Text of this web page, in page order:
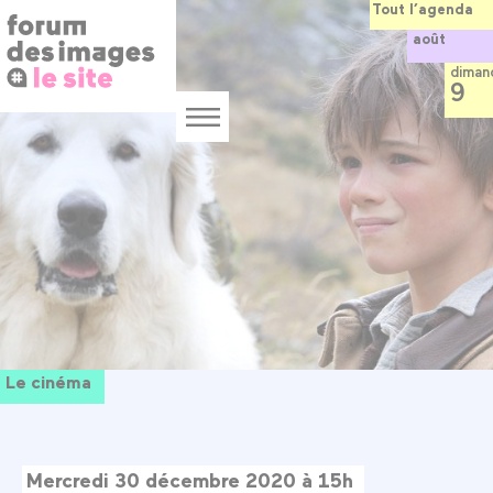
Panneau de gestion des cookies
au
contenu
principal
Menu
Le cinéma
Mercredi 30 décembre 2020 à 15h
Tout l’agenda
août
9